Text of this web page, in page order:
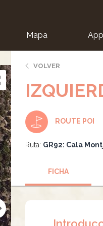
Mapa App
VOLVER
ROUTE POI
Ruta: GR92: Cala
FICHA